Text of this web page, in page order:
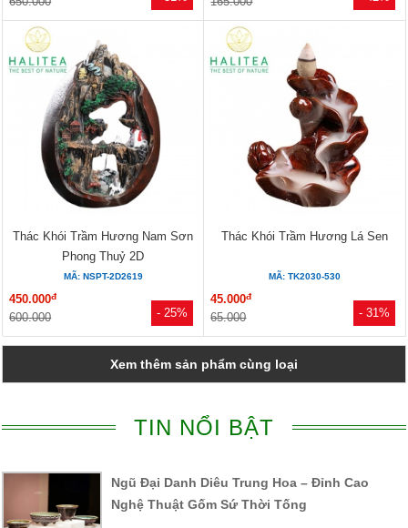
- 25%
Thác Khói Trầm Hương Nam Sơn
Phong Thuỷ 2D
MÃ: NSPT-2D2619
450.000đ
600.000 - 31%
Thác Khói Trầm Hương Lá Sen
MÃ: TK2030-530
45.000đ
65.000
Xem thêm sản phẩm cùng loại
TIN NỔI BẬT
Ngũ Đại Danh Diêu Trung Hoa – Đỉnh Cao
Nghệ Thuật Gốm Sứ Thời Tống